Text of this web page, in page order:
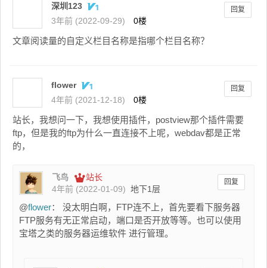
深圳123
3年前 (2022-09-29)
0楼
回复
文章阅读量的自定义栏目名称是指哪个栏目名称？
flower
4年前 (2021-12-18)
0楼
回复
站长，我想问一下，我想使用插件，postview那个插件需要
ftp，但是我的ftp为什么一直连接不上呢，webdav都是正常
的，
飞鸟
站长
4年前 (2022-01-09) 地下1层
回复
@flower： 没太明白啊，FTP连不上，首先要看下服务器
FTP服务有无正常启动，端口是否开放等等。也可以使用
宝塔之类的服务器运维软件 进行管理。